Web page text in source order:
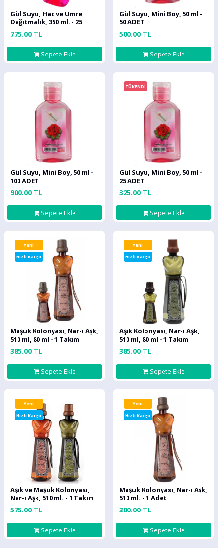
Gül Suyu, Hac ve Umre
Dağıtmalık, 350 ml. - 25
ADET
775.00 TL
Sepete Ekle
Gül Suyu, Mini Boy, 50 ml -
50 ADET
500.00 TL
Sepete Ekle
Gül Suyu, Mini Boy, 50 ml -
100 ADET
900.00 TL
Sepete Ekle
TÜKENDİ
Gül Suyu, Mini Boy, 50 ml -
25 ADET
325.00 TL
Sepete Ekle
Yeni
Hızlı Kargo
Maşuk Kolonyası, Nar-ı Aşk,
510 ml, 80 ml - 1 Takım
385.00 TL
Sepete Ekle
Yeni
Hızlı Kargo
Aşık Kolonyası, Nar-ı Aşk,
510 ml, 80 ml - 1 Takım
385.00 TL
Sepete Ekle
Yeni
Hızlı Kargo
Aşık ve Maşuk Kolonyası,
Nar-ı Aşk, 510 ml. - 1 Takım
575.00 TL
Sepete Ekle
Yeni
Hızlı Kargo
Maşuk Kolonyası, Nar-ı Aşk,
510 ml. - 1 Adet
300.00 TL
Sepete Ekle